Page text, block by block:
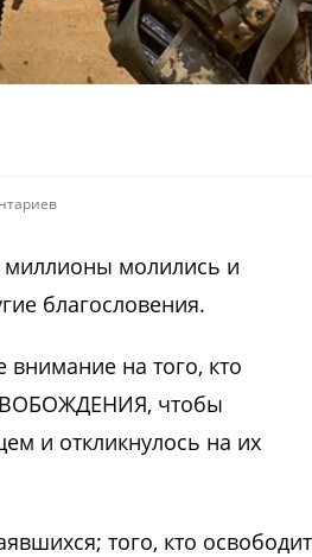
миллионы молились и
благословения.
на того, кто
чтобы
и откликнулось на их
того, кто освободит